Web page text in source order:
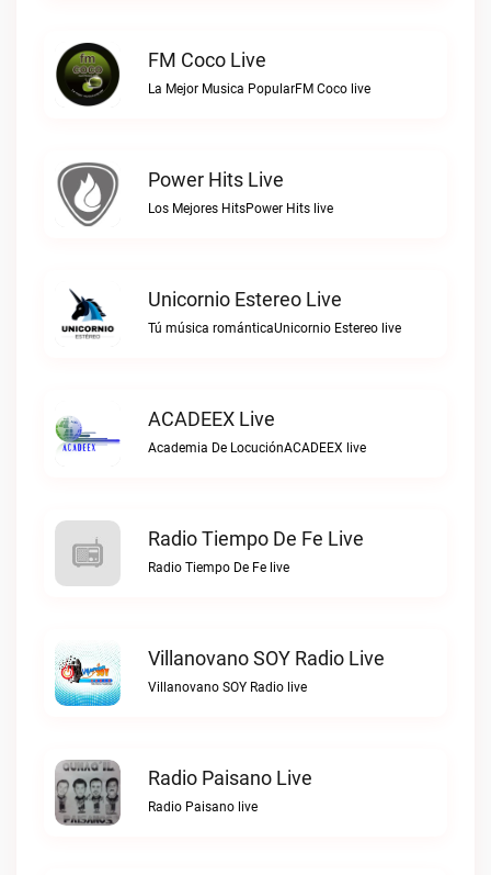
FM Coco Live
La Mejor Musica PopularFM Coco live
Power Hits Live
Los Mejores HitsPower Hits live
Unicornio Estereo Live
Tú música románticaUnicornio Estereo live
ACADEEX Live
Academia De LocuciónACADEEX live
Radio Tiempo De Fe Live
Radio Tiempo De Fe live
Villanovano SOY Radio Live
Villanovano SOY Radio live
Radio Paisano Live
Radio Paisano live